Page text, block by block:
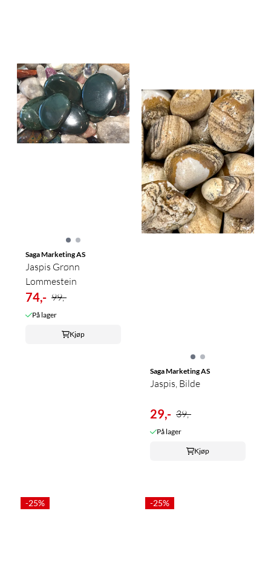
Saga Marketing AS
Jaspis Grønn
Lommestein
74,- 99,-
På lager
Kjøp
Saga Marketing AS
Jaspis, Bilde
29,- 39,-
På lager
Kjøp
-25% -25%